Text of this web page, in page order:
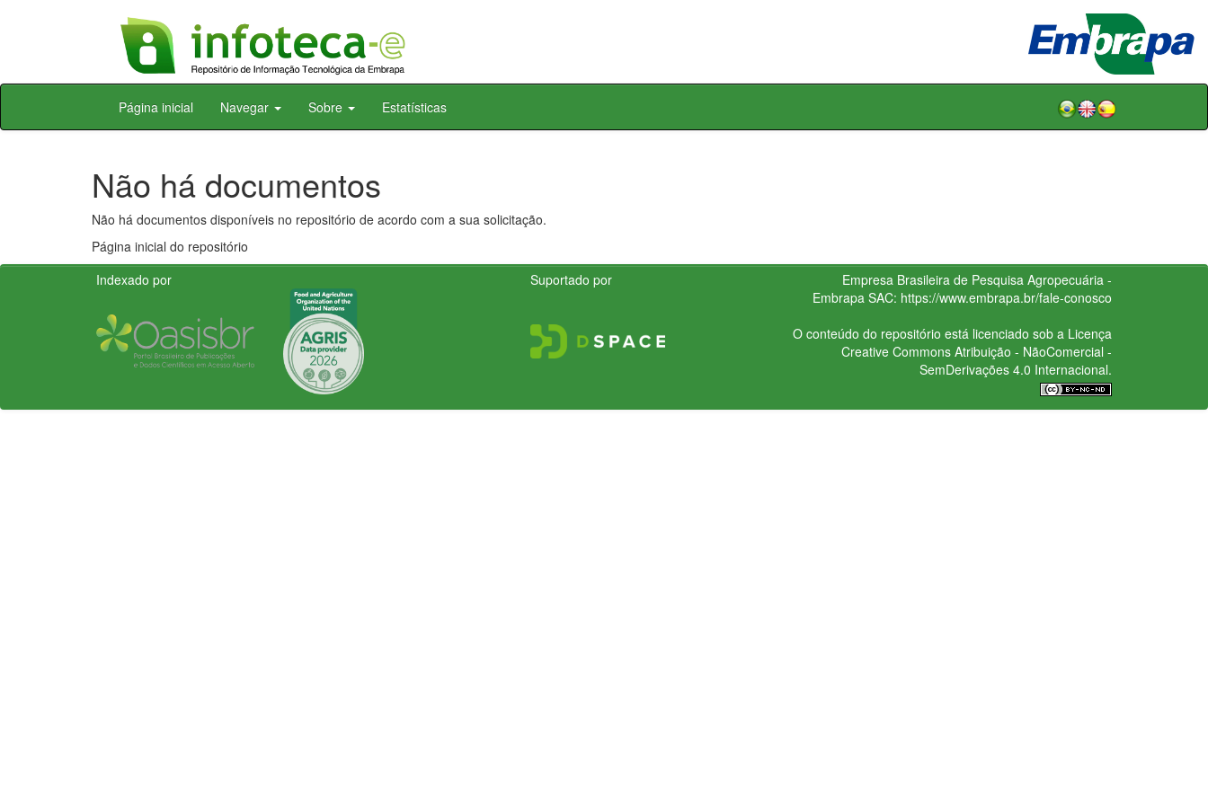
Skip
Página inicial Navegar Sobre Estatísticas
Não há documentos
Não há documentos disponíveis no repositório de acordo com a sua solicitação.
Página inicial do repositório
Indexado por
Suportado por
Empresa Brasileira de Pesquisa Agropecuária -
Embrapa SAC: https://www.embrapa.br/fale-conosco
O conteúdo do repositório está licenciado sob a Licença
Creative CommonsAtribuição - NãoComercial -
SemDerivações 4.0 Internacional.